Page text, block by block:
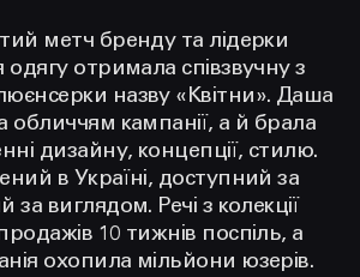
метч бренду та лідерки
одягу отримала співзвучну з
назву «Квітни». Даша
обличчям кампанії, а й брала
дизайну, концепції, стилю.
в Україні, доступний за
за виглядом. Речі з колекції
10 тижнів поспіль, а
охопила мільйони юзерів.